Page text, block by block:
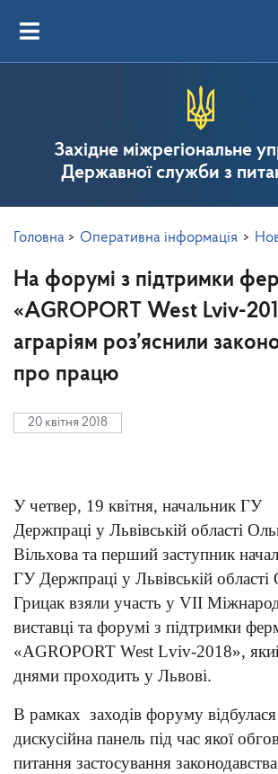
Західне міжрегіональне
Державної служби з
Головна > Оперативна інформація >
На форумі з підтримки
«AGROPORT West Lviv-
аграріям роз’яснили
про працю
20 квітня 2018
У четвер, 19 квітня, начальник ГУ
Держпраці у Львівській області
Вільхова та перший заступник
ГУ Держпраці у Львівській області
Грицак взяли участь у VІІ
виставці та форумі з підтримки
«AGROPORT West Lviv-2018»,
днями проходить у Львові.
В рамках заходів форуму відбулася
дискусійна панель під час якої
питання застосування